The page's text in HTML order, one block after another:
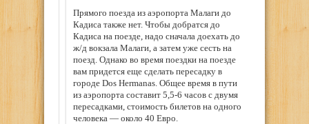
Прямого поезда из аэропорта Малаги до
Кадиса также нет. Чтобы добратся до
Кадиса на поезде, надо сначала доехать до
ж/д вокзала Малаги, а затем уже сесть на
поезд. Однако во время поездки на поезде
вам придется еще сделать пересадку в
городе Dos Hermanas. Общее время в пути
из аэропорта составит 5,5-6 часов с двумя
пересадками, стоимость билетов на одного
человека — около 40 Евро.